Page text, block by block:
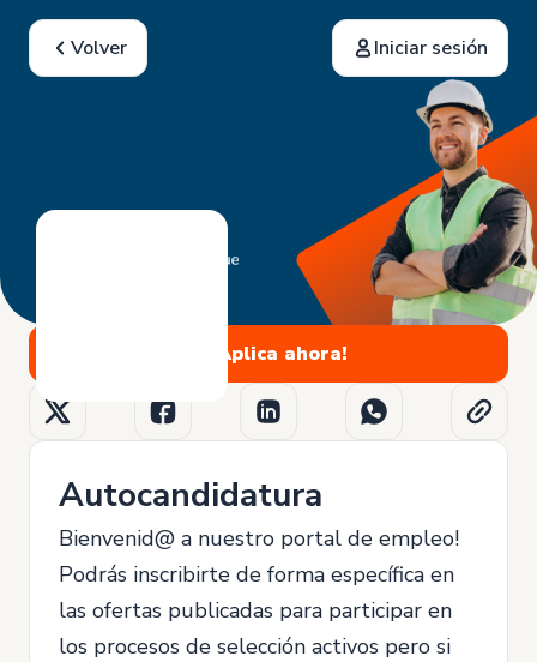
Volver Iniciar sesión
¡Aplica ahora!
Autocandidatura
Bienvenid@ a nuestro portal de empleo!
Podrás inscribirte de forma específica en
las ofertas publicadas para participar en
los procesos de selección activos pero si